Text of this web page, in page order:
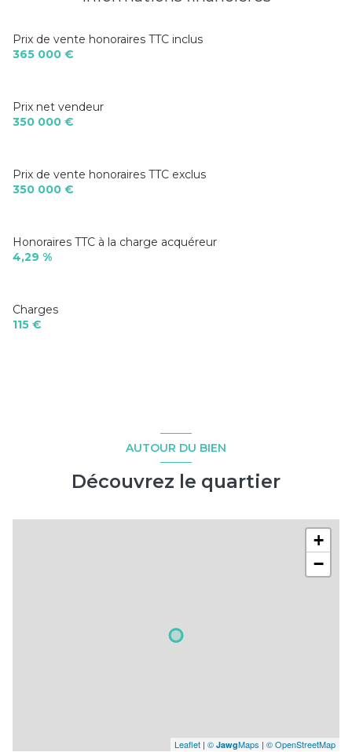
cave
Prix de vente honoraires TTC inclus
365 000 €
Prix net vendeur
350 000 €
Prix de vente honoraires TTC exclus
350 000 €
Honoraires TTC à la charge acquéreur
4,29 %
Charges
115 €
AUTOUR DU BIEN
Découvrez le quartier
+
−
Leaflet | © JawgMaps | © OpenStreetMap